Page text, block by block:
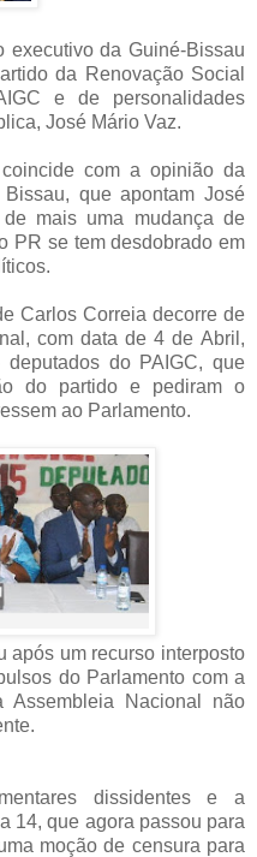
executivo da Guiné-Bissau
da Renovação Social
e de personalidades
José Mário Vaz.
com a opinião da
que apontam José
mais uma mudança de
PR se tem desdobrado em
Carlos Correia decorre de
com data de 4 de Abril,
do PAIGC, que
do partido e pediram o
ao Parlamento.
após um recurso interposto
do Parlamento com a
Nacional não
dissidentes e a
14, que agora passou para
moção de censura para